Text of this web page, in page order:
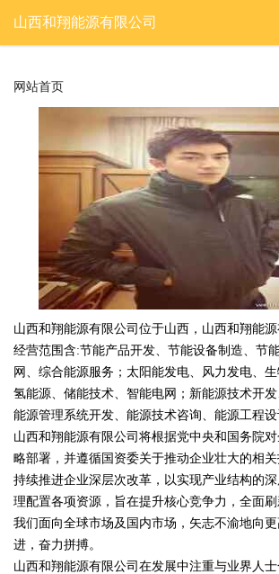
山西和翔能源有限公司
网站首页
山西和翔能源有限公司位于山西，山西和翔能
经营范围含:节能产品开发、节能设备制造、节
网、综合能源服务；太阳能发电、风力发电、生
氢能源、储能技术、智能电网；新能源技术开发
能源管理系统开发、能源技术咨询、能源工程
山西和翔能源有限公司将根据党中央和国务院
略部署，并遵循国资委关于推动企业壮大的相
持续推进企业深层次改革，以实现产业结构的
理配置各项资源，旨在提升核心竞争力，全面刷
我们面向全球市场及国内市场，矢志不渝地向
进，奋力拼搏。
山西和翔能源有限公司在发展中注重与业界人